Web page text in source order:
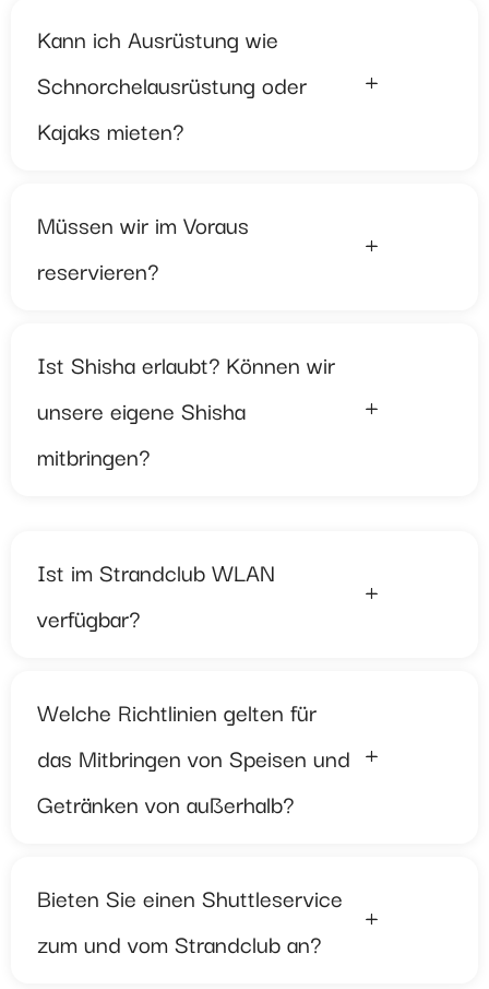
Kann ich Ausrüstung wie
Schnorchelausrüstung oder
Kajaks mieten?
Müssen wir im Voraus
reservieren?
Ist Shisha erlaubt? Können wir
unsere eigene Shisha
mitbringen?
Ist im Strandclub WLAN
verfügbar?
Welche Richtlinien gelten für
das Mitbringen von Speisen und
Getränken von außerhalb?
Bieten Sie einen Shuttleservice
zum und vom Strandclub an?